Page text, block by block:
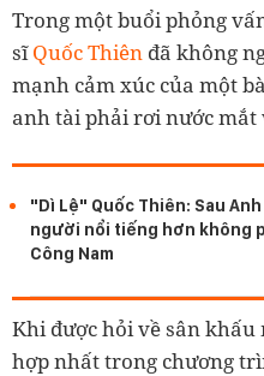
Trong một buổi phỏng
sĩQuốc Thiên đã không
mạnh cảm xúc của một
anh tài phải rơi nước mắt
"Dì Lệ" Quốc Thiên: Sau
người nổi tiếng hơn không
Công Nam
Khi được hỏi về sân
hợp nhất trong chương